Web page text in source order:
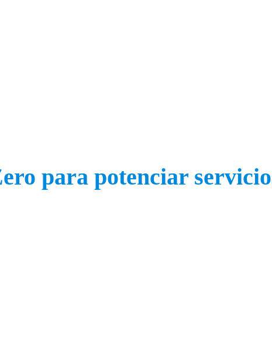
para potenciar